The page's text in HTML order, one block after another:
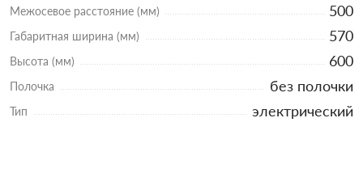
Межосевое расстояние (мм) 500
Габаритная ширина (мм) 570
Высота (мм) 600
Полочка без полочки
Тип электрический